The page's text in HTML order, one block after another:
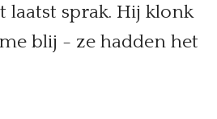
laatst sprak. Hij klonk
blij - ze hadden het